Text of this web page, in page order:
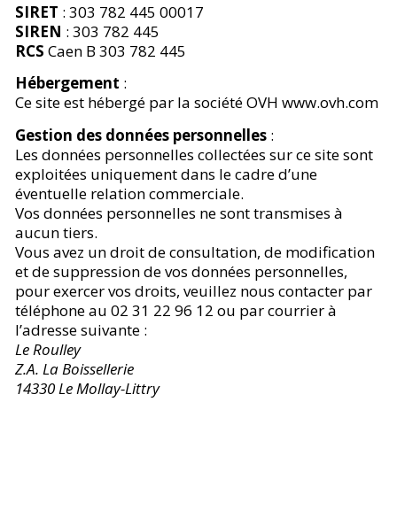
SIRET : 303 782 445 00017
SIREN : 303 782 445
RCS Caen B 303 782 445
Hébergement :
Ce site est hébergé par la société OVH www.ovh.com
Gestion des données personnelles :
Les données personnelles collectées sur ce site sont
exploitées uniquement dans le cadre d’une
éventuelle relation commerciale.
Vos données personnelles ne sont transmises à
aucun tiers.
Vous avez un droit de consultation, de modification
et de suppression de vos données personnelles,
pour exercer vos droits, veuillez nous contacter par
téléphone au 02 31 22 96 12 ou par courrier à
l’adresse suivante :
Le Roulley
Z.A. La Boissellerie
14330 Le Mollay-Littry